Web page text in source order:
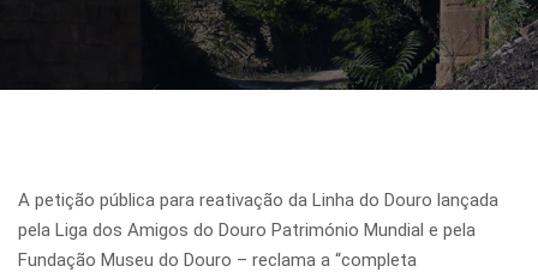
A petição pública para reativação da Linha do Douro lançada
pela Liga dos Amigos do Douro Património Mundial e pela
Fundação Museu do Douro – reclama a “completa